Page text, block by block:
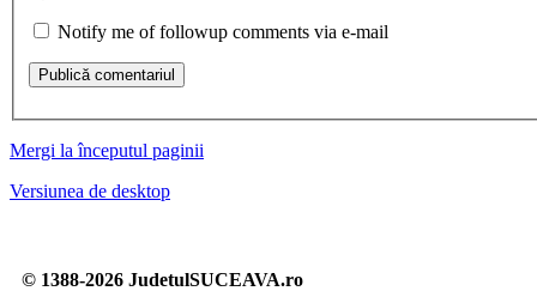
Notify me of followup comments via e-mail
Publică comentariul
Mergi la începutul paginii
Versiunea de desktop
© 1388-2026 JudetulSUCEAVA.ro